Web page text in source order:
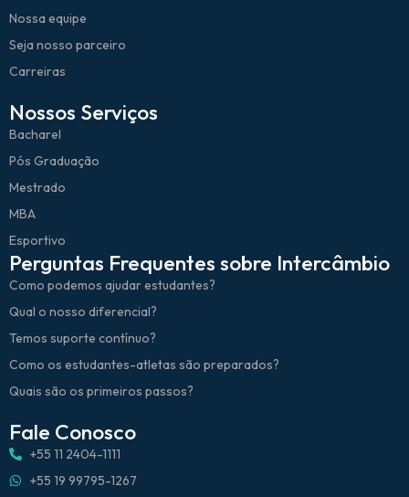
Nossa equipe
Seja nosso parceiro
Carreiras
Nossos Serviços
Bacharel
Pós Graduação
Mestrado
MBA
Esportivo
Perguntas Frequentes sobre Intercâmbio
Como podemos ajudar estudantes?
Qual o nosso diferencial?
Temos suporte contínuo?
Como os estudantes-atletas são preparados?
Quais são os primeiros passos?
Fale Conosco
+55 11 2404-1111
+55 19 99795-1267